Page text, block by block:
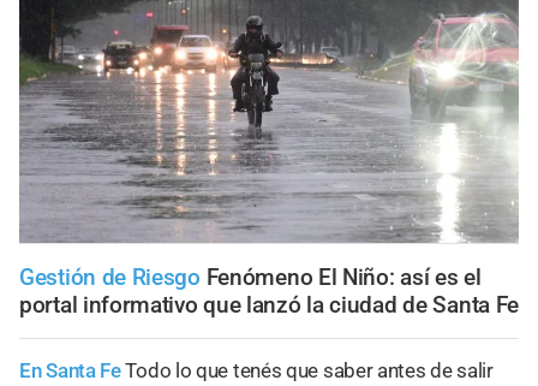
Gestión de Riesgo Fenómeno El Niño: así es el
portal informativo que lanzó la ciudad de Santa Fe
En Santa FeTodo lo que tenés que saber antes de salir